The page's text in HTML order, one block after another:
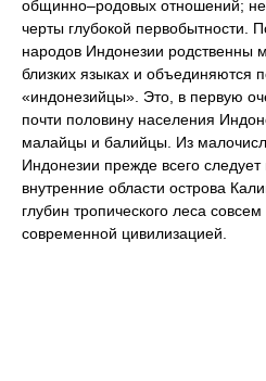
общинно–родовых отношений;
черты глубокой первобытности.
народов Индонезии родственны
близких языках и объединяются
«индонезийцы». Это, в первую
почти половину населения
малайцы и балийцы. Из
Индонезии прежде всего
внутренние области острова
глубин тропического леса
современной цивилизацией.